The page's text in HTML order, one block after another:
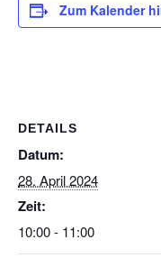
Zum Kalender
DETAILS
Datum:
28. April 2024
Zeit:
10:00 - 11:00